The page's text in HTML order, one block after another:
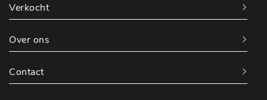
Verkocht
Over ons
Contact